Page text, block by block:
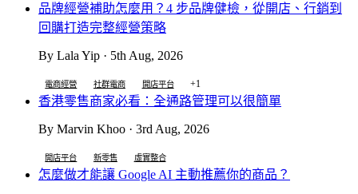
品牌經營補助怎麼用？4 步品牌健檢，從開店、行銷到
回購打造完整經營策略
By Lala Yip · 5th Aug, 2026
電商經營 社群電商 開店平台 +1
香港零售商家必看：全通路管理可以很簡單
By Marvin Khoo · 3rd Aug, 2026
開店平台 新零售 虛實整合
怎麼做才能讓 Google AI 主動推薦你的商品？